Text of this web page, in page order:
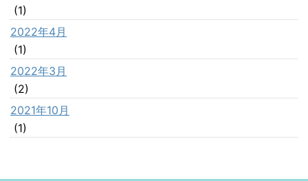
(1)
2022年4月
(1)
2022年3月
(2)
2021年10月
(1)